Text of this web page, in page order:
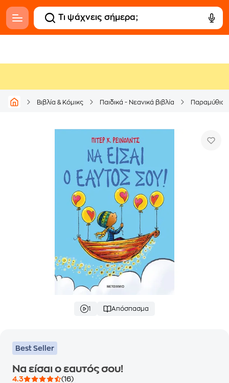
Βιβλία & Κόμικς Παιδικά - Νεανικά βιβλία Παραμύθια
1 Απόσπασμα
Best Seller
Να είσαι ο εαυτός σου!
4.3
(16)